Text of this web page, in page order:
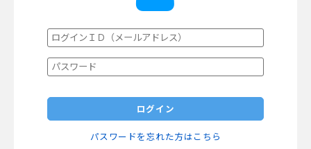
ログイン
パスワードを忘れた方はこちら